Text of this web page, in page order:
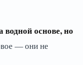
водной основе, но
— они не